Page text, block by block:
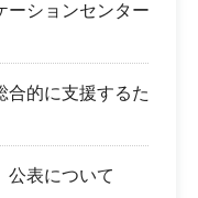
ーションセンター
合的に支援するた
公表について